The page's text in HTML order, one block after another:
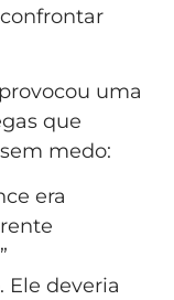
uma
que
medo:
era
Ele deveria